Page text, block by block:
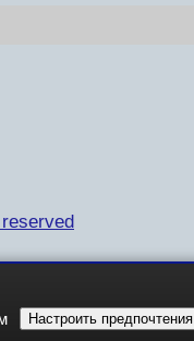
Настроить предпочтения